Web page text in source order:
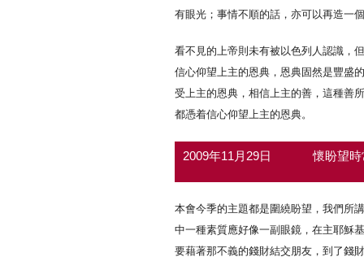
有眼光；事情不順的話，亦可以再造一
看不見的上帝則未有被以色列人認識，
信心仰望上主的恩典，恩典固然是豐盛
受上主的恩典，相信上主的善，這種善
都憑着信心仰望上主的恩典。
2009年11月29日 懷盼望
本會今季的主題都是圍繞盼望，我們所
中一種素質應好像一副眼鏡，在主耶穌
要藉著那不義的錢財結交朋友，到了錢